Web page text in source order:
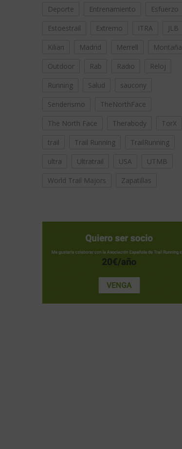
Deporte Entrenamiento Esfuerzo
Estoestrail Extremo ITRA JLB
Kilian Madrid Merrell Montaña
Outdoor Rab Radio Reloj
Running Salud saucony
Senderismo TheNorthFace
The North Face Therabody TorX
trail Trail Running TrailRunning
ultra Ultratrail USA UTMB
World Trail Majors Zapatillas